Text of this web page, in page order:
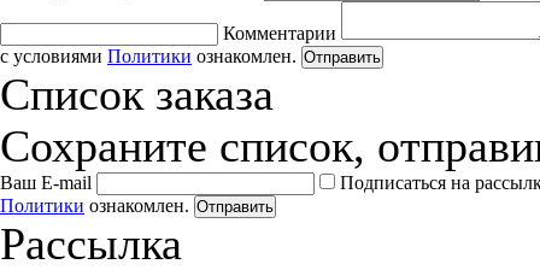
Комментарии
с условиями Политики ознакомлен. Отправить
Список заказа
Сохраните список,
Ваш E-mail
Подписаться на
Политики ознакомлен. Отправить
Рассылка